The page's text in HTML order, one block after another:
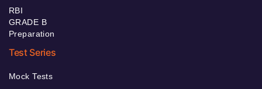
RBI
GRADE B
Preparation
Test Series
Mock Tests